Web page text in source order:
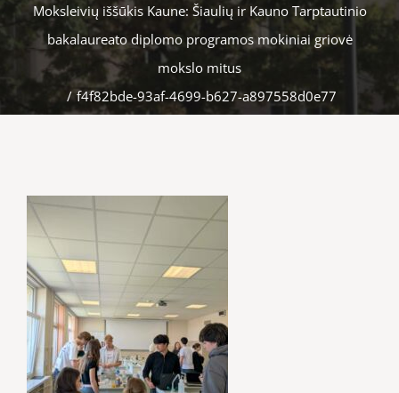
Moksleivių iššūkis Kaune: Šiaulių ir Kauno Tarptautinio
bakalaureato diplomo programos mokiniai griovė
mokslo mitus
/ f4f82bde-93af-4699-b627-a897558d0e77